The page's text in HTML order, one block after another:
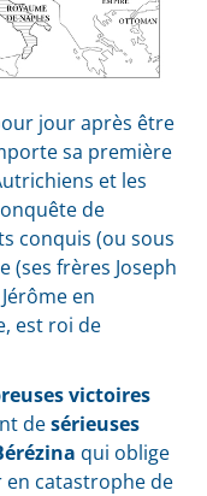
jour après être
sa première
et les
de
conquis (ou sous
(ses frères Joseph
en
est roi de
victoires
desérieuses
qui oblige
en catastrophe de